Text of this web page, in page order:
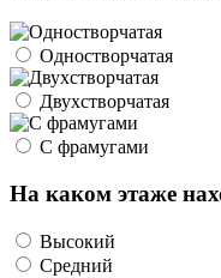
Одностворчатая
Двухстворчатая
С фрамугами
На каком этаже
Высокий
Средний